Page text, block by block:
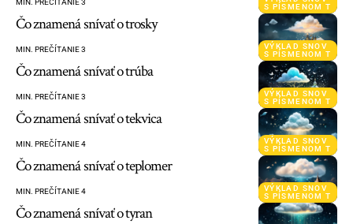
S PÍSMENOM T
MIN. PREČÍTANIE 3
VÝKLAD SNOV
S PÍSMENOM T
Čo znamená snívať o trosky
MIN. PREČÍTANIE 3
VÝKLAD SNOV
S PÍSMENOM T
Čo znamená snívať o trúba
MIN. PREČÍTANIE 3
VÝKLAD SNOV
S PÍSMENOM T
Čo znamená snívať o tekvica
MIN. PREČÍTANIE 4
VÝKLAD SNOV
S PÍSMENOM T
Čo znamená snívať o teplomer
MIN. PREČÍTANIE 4
Čo znamená snívať o tyran